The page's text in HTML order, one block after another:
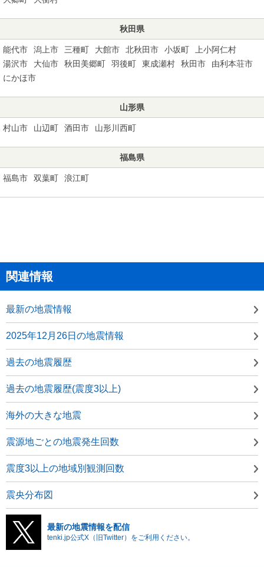
秋田県
能代市 潟上市 三種町 大館市 北秋田市 小坂町
上小阿仁村
湯沢市
大仙市 秋田美郷町 羽後町 東成瀬村 秋田市
由利本荘市
にかほ市
山形県
村山市 山辺町 酒田市 山形川西町
福島県
福島市 双葉町 浪江町
関連情報
最新の地震情報
2025年12月26日の地震情報
過去の地震履歴
過去の地震履歴(震度3以上)
海外の大きな地震
震源地ごとの地震発生回数
震度3以上の地域別観測回数
震央分布図
最新の地震情報を配信
tenki.jp公式X（旧Twitter）をご利用ください。